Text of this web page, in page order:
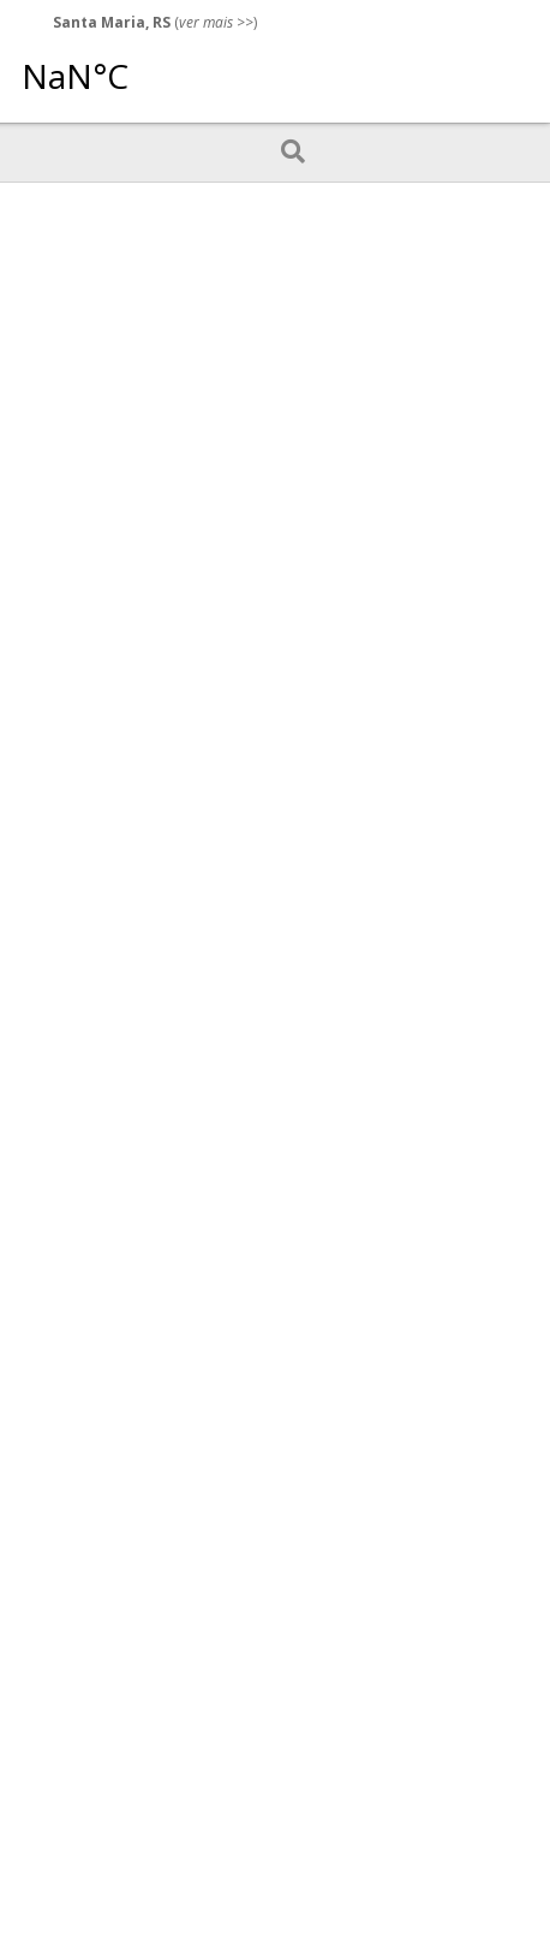
Santa Maria, RS (ver mais >>)